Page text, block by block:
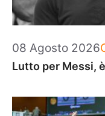
08 Agosto 2026
Lutto per Messi,